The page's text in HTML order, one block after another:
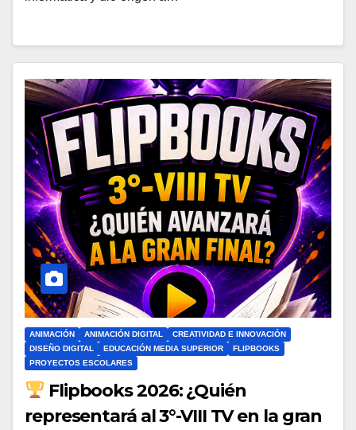
ANIMACIÓN ANIMACIÓN DIGITAL
CREATIVIDAD E INNOVACIÓN
DISEÑO DIGITAL
EDUCACIÓN MEDIA SUPERIOR
FLIPBOOKS
PROYECTOS ESCOLARES
Flipbooks 2026: ¿Quién
representará al 3°-VIII TV en la gran